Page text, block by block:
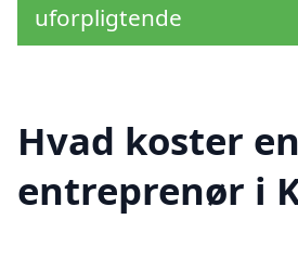
uforpligtende
Hvad koster en
entreprenør i